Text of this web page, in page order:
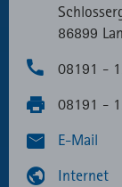
86899
08191 -
08191 -
E-Mail
Internet